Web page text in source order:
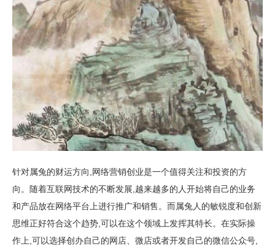
针对属兔的财运方向,网络营销创业是一个值得关注和投资的方
向。随着互联网技术的不断发展,越来越多的人开始将自己的业务
和产品放在网络平台上进行推广和销售。而属兔人的敏锐度和创新
思维正好符合这个趋势,可以在这个领域上发挥其特长。在实际操
作上,可以选择创办自己的网店、微店或者开发自己的微信公众号,